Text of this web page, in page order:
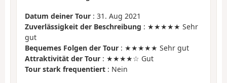
Datum deiner Tour : 31. Aug 2021
Zuverlässigkeit der Beschreibung : ★★★★★ Sehr
gut
Bequemes Folgen der Tour : ★★★★★ Sehr gut
Attraktivität der Tour : ★★★★☆ Gut
Tour stark frequentiert : Nein